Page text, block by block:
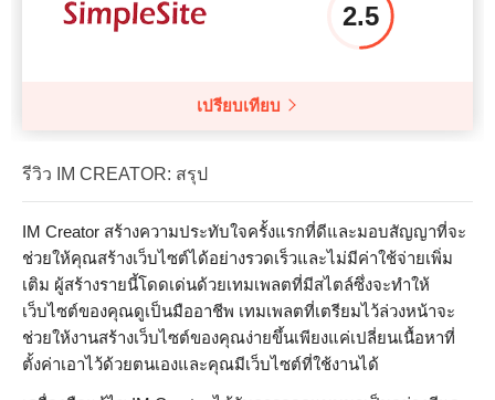
2.5
เปรียบเทียบ
รีวิว IM CREATOR: สรุป
IM Creator สร้างความประทับใจครั้งแรกที่ดีและมอบสัญญาที่จะ
ช่วยให้คุณสร้างเว็บไซต์ได้อย่างรวดเร็วและไม่มีค่าใช้จ่ายเพิ่ม
เติม ผู้สร้างรายนี้โดดเด่นด้วยเทมเพลตที่มีสไตล์ซึ่งจะทำให้
เว็บไซต์ของคุณดูเป็นมืออาชีพ เทมเพลตที่เตรียมไว้ล่วงหน้าจะ
ช่วยให้งานสร้างเว็บไซต์ของคุณง่ายขึ้นเพียงแค่เปลี่ยนเนื้อหาที่
ตั้งค่าเอาไว้ด้วยตนเองและคุณมีเว็บไซต์ที่ใช้งานได้